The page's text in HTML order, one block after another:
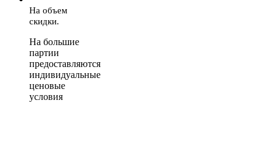
На объем
скидки.
На большие
партии
предоставляются
индивидуальные
ценовые
условия